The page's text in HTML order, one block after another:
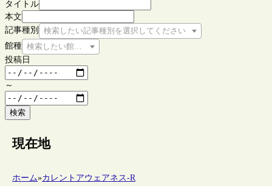
タイトル
本文
記事種別
検索したい記事種別を選択してください
館種 検索したい館種を選択してください
投稿日
～
検索
現在地
ホーム»カレントアウェアネス-R